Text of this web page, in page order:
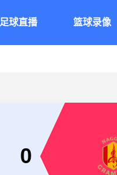
足球直播 篮球录像
0